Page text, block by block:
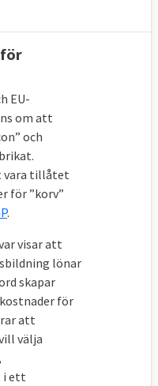
för
EU-
om att
och
vara tillåtet
för ”korv”
.
visar att
lönar
skapar
för
att
välja
i ett